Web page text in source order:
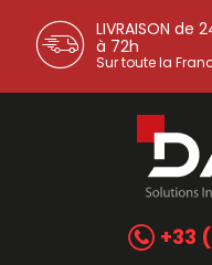
LIVRAISON de
à 72h
Sur toute la
+33